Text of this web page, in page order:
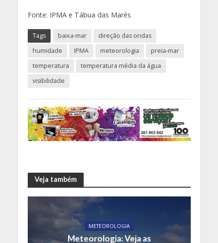
Fonte: IPMA e Tábua das Marés
Tags baixa-mar
direção das ondas
humidade
IPMA meteorologia
preia-mar
temperatura
temperatura média da água
visibilidade
Veja também
METEOROLOGIA
Meteorologia: Veja as